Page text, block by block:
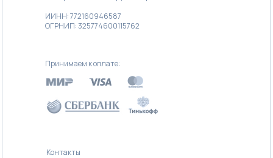
Принимаем к оплате:
Контакты
ИИНН: 772160946587
ОГРНИП: 325774600115762